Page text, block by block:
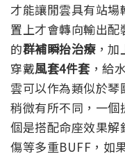
才能讓閒雲具有站
置上才會轉向輸出配
的群補瞬抬治療，加
穿戴風套4件套 ，給
雲可以作為類似於
稍微有所不同，一
個是搭配命座效果
傷等多重BUFF，如